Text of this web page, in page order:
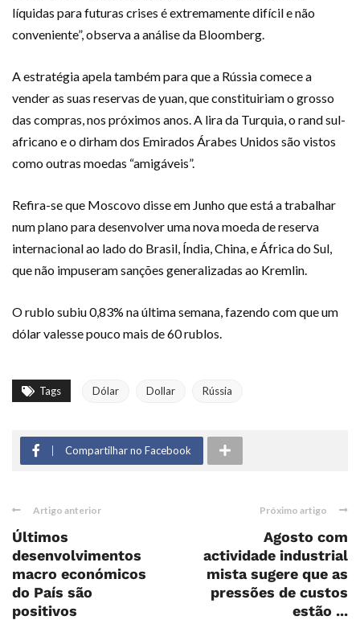
líquidas para futuras crises é extremamente difícil e não
conveniente”, observa a análise da Bloomberg.
A estratégia apela também para que a Rússia comece a
vender as suas reservas de yuan, que constituiriam o grosso
das compras, nos próximos anos. A lira da Turquia, o rand sul-
africano e o dirham dos Emirados Árabes Unidos são vistos
como outras moedas “amigáveis”.
Refira-se que Moscovo disse em Junho que está a trabalhar
num plano para desenvolver uma nova moeda de reserva
internacional ao lado do Brasil, Índia, China, e África do Sul,
que não impuseram sanções generalizadas ao Kremlin.
O rublo subiu 0,83% na última semana, fazendo com que um
dólar valesse pouco mais de 60 rublos.
Tags Dólar Dollar Rússia
Compartilhar no Facebook
Artigo anterior
Últimos
desenvolvimentos
macro económicos
do País são
positivos
Próximo artigo
Agosto com
actividade industrial
mista sugere que as
pressões de custos
estão ...